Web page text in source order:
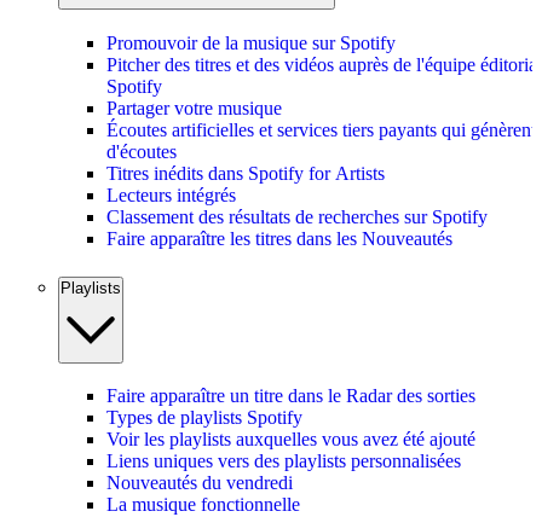
Promouvoir de la musique sur Spotify
Pitcher des titres et des vidéos auprès de l'équipe
Spotify
Partager votre musique
Écoutes artificielles et services tiers payants qui génèrent
d'écoutes
Titres inédits dans Spotify for Artists
Lecteurs intégrés
Classement des résultats de recherches sur Spotify
Faire apparaître les titres dans les Nouveautés
Playlists
Faire apparaître un titre dans le Radar des sorties
Types de playlists Spotify
Voir les playlists auxquelles vous avez été ajouté
Liens uniques vers des playlists personnalisées
Nouveautés du vendredi
La musique fonctionnelle